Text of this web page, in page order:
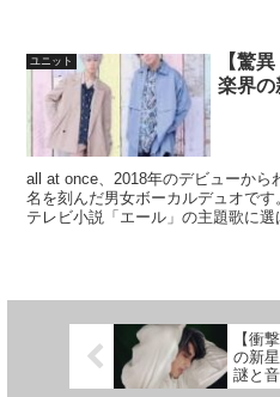
ユニット
【驚
楽界の
all at once、2018年のデビューか
名を刻んだ男女ボーカルデュオで
テレビ小説「エール」の主題歌に選
【衝
の新
謎と